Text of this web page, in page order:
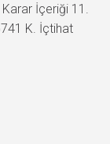
İçeriği 11.
K. İçtihat